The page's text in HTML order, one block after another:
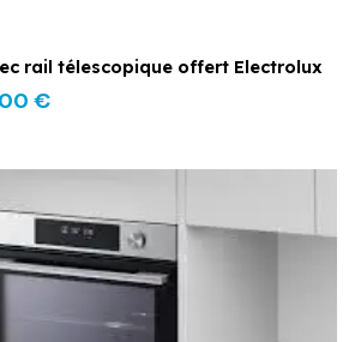
rail télescopique offert Electrolux
€
:
prix
actuel
est :
679,00 €.